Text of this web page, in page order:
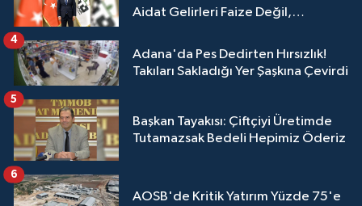
Aidat Gelirleri Faize Değil,
Adana'da Pes Dedirten Hırsızlık!
Takıları Sakladığı Yer Şaşkına Çevirdi
4
Başkan Tayakısı: Çiftçiyi Üretimde
Tutamazsak Bedeli Hepimiz Öderiz
5
AOSB'de Kritik Yatırım Yüzde 75'e
6